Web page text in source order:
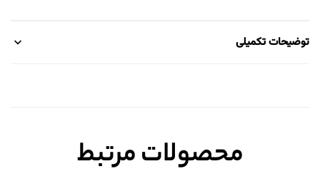
توضیحات تکمیلی
محصولات مرتبط